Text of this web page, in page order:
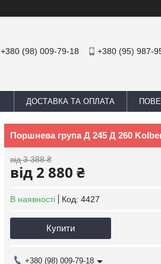
+380 (98) 009-79-18 +380 (95) 987-
ДОСТАВКА ТА ОПЛАТА
Поршнева група Д 245 Д 260
від 3 388 ₴
від 2 880 ₴
В наявності Код: 4427
Купити
+380 (98) 009-79-18